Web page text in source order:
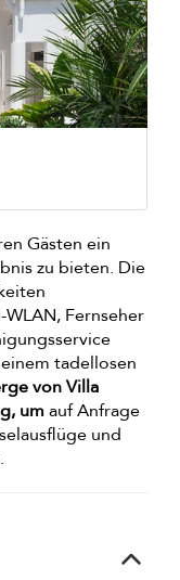
Gästen ein
zu bieten. Die
Fernseher
tadellosen
von Villa
umauf Anfrage
und
.